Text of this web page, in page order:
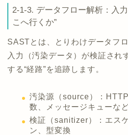
2-1-3. データフロー解析：入
こへ行くか”
SASTとは、とりわけデータフ
入力（汚染データ）が検証され
する“経路”を追跡します。
汚染源（source）：
数、メッセージキューな
検証（sanitizer）：エス
ン、型変換